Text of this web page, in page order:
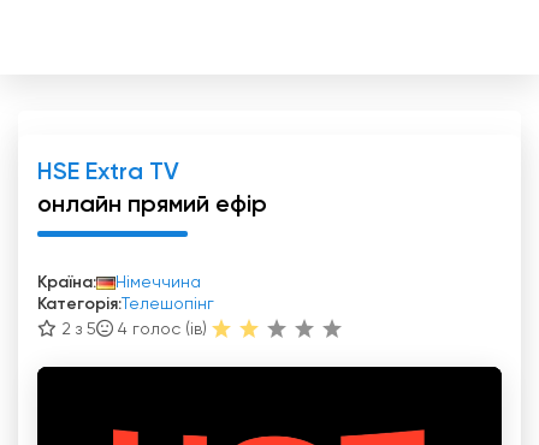
HSE Extra TV
онлайн прямий ефір
Країна:
Німеччина
Категорія: Телешопінг
2 з 5
4 голос (ів)